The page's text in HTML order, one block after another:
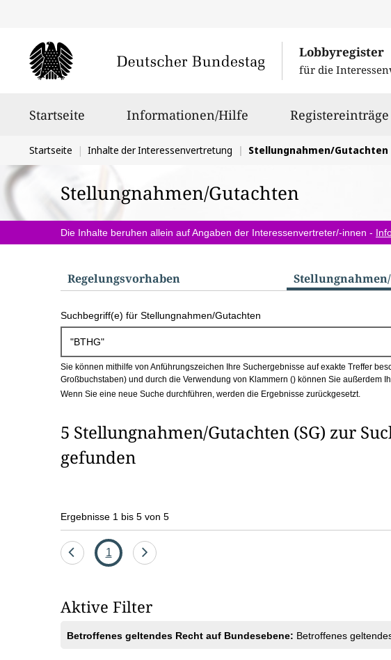
Lobbyregister
für die
Startseite Informationen/Hilfe Registereinträge
Sie
befinden
sich
hier:
Startseite Inhalte der Interessenvertretung Stellungnahmen/Gutachten
Stellungnahmen/Gutachten
Die Inhalte beruhen allein auf Angaben der Interessenvertreter/-innen -
S
u
c
h
b
x
Regelungs­vorhaben
Suchbegriff(e) für Stellungnahmen/Gutachten
Sie können mithilfe von Anführungszeichen Ihre Suchergebnisse auf exakte Treffer
Großbuchstaben) und durch die Verwendung von Klammern () können Sie außerdem
Wenn Sie eine neue Suche durchführen, werden die Ergebnisse zurückgesetzt.
5 Stellungnahmen/Gutachten (SG) zur
gefunden
Ergebnisse 1 bis 5 von 5
Eine
Seite
1
Eine
Aktive Filter
Betroffenes geltendes Recht auf Bundesebene: Betroffenes